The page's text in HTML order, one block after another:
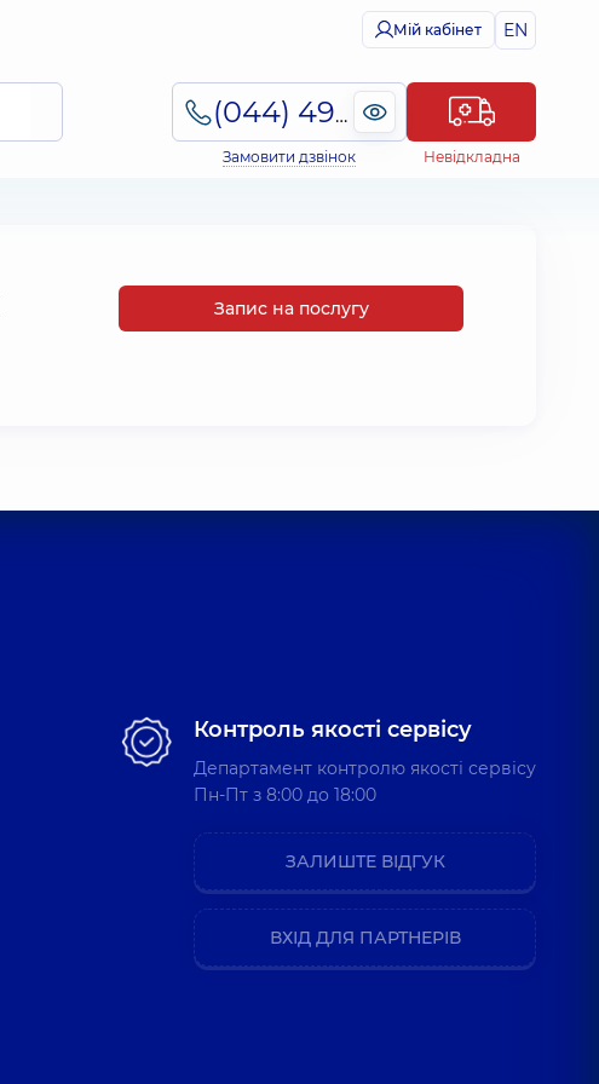
Мій кабінет EN
(044) 495-2-888
Замовити дзвінок Невідкладна
Запис на послугу
Контроль якості сервісу
Департамент контролю якості сервісу
Пн-Пт з 8:00 до 18:00
ЗАЛИШТЕ ВІДГУК
ВХІД ДЛЯ ПАРТНЕРІВ